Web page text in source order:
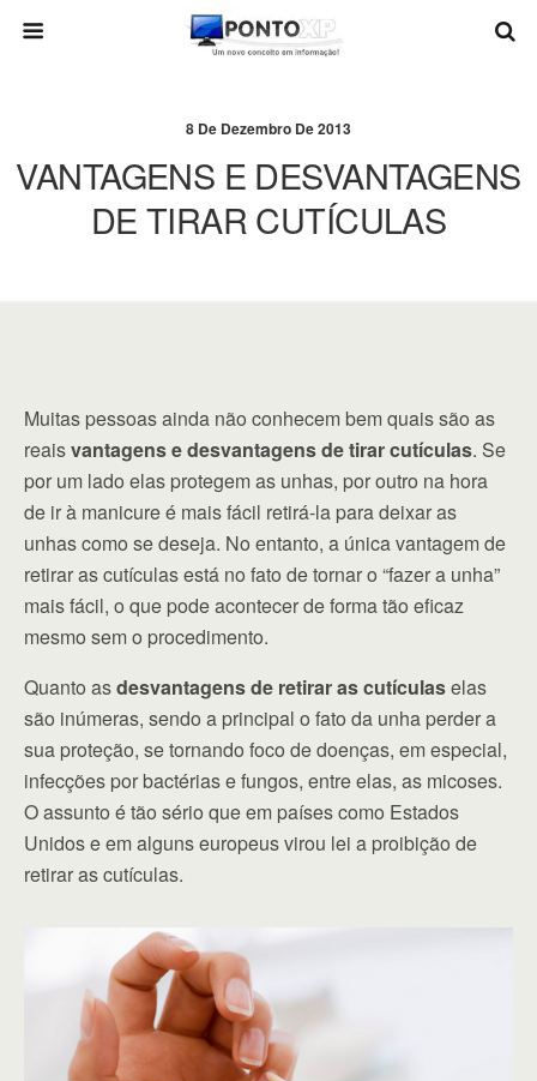
8 De Dezembro De 2013
VANTAGENS E DESVANTAGENS
DE TIRAR CUTÍCULAS
Muitas pessoas ainda não conhecem bem quais são as
reaisvantagens e desvantagens de tirar cutículas. Se
por um lado elas protegem as unhas, por outro na hora
de ir à manicure é mais fácil retirá-la para deixar as
unhas como se deseja. No entanto, a única vantagem de
retirar as cutículas está no fato de tornar o “fazer a unha”
mais fácil, o que pode acontecer de forma tão eficaz
mesmo sem o procedimento.
Quanto asdesvantagens de retirar as cutículaselas
são inúmeras, sendo a principal o fato da unha perder a
sua proteção, se tornando foco de doenças, em especial,
infecções por bactérias e fungos, entre elas, as micoses.
O assunto é tão sério que em países como Estados
Unidos e em alguns europeus virou lei a proibição de
retirar as cutículas.